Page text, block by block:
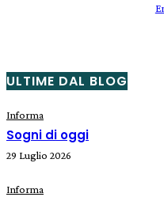
ULTIME DAL BLOG
Informa
Sogni di oggi
29 Luglio 2026
Informa